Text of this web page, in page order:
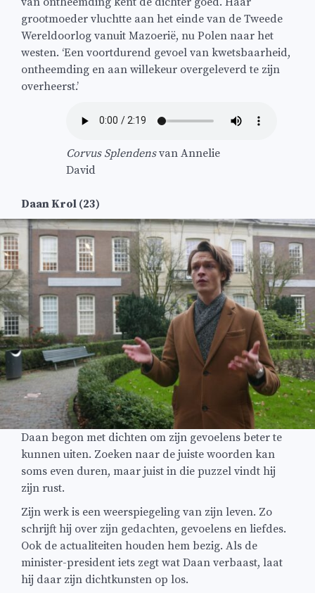
grootmoeder vluchtte aan het einde van de Tweede
Wereldoorlog vanuit Mazoerië, nu Polen naar het
westen. ‘Een voortdurend gevoel van kwetsbaarheid,
ontheemding en aan willekeur overgeleverd te zijn
overheerst.’
Corvus Splendensvan Annelie
David
Daan Krol (23)
Daan begon met dichten om zijn gevoelens beter te
kunnen uiten. Zoeken naar de juiste woorden kan
soms even duren, maar juist in die puzzel vindt hij
zijn rust.
Zijn werk is een weerspiegeling van zijn leven. Zo
schrijft hij over zijn gedachten, gevoelens en liefdes.
Ook de actualiteiten houden hem bezig. Als de
minister-president iets zegt wat Daan verbaast, laat
hij daar zijn dichtkunsten op los.